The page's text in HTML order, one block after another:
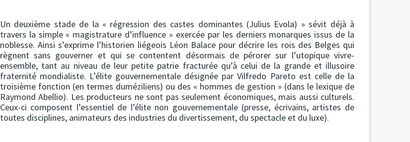
Un deuxième stade de la « régression des castes dominantes (Julius Evola) » sévit déjà à
travers la simple « magistrature d’influence » exercée par les derniers monarques issus de la
noblesse. Ainsi s’exprime l’historien liégeois Léon Balace pour décrire les rois des Belges qui
règnent sans gouverner et qui se contentent désormais de pérorer sur l’utopique vivre-
ensemble, tant au niveau de leur petite patrie fracturée qu’à celui de la grande et illusoire
fraternité mondialiste. L’élite gouvernementale désignée par Vilfredo Pareto est celle de la
troisième fonction (en termes duméziliens) ou des « hommes de gestion » (dans le lexique de
Raymond Abellio). Les producteurs ne sont pas seulement économiques, mais aussi culturels.
Ceux-ci composent l’essentiel de l’élite non gouvernementale (presse, écrivains, artistes de
toutes disciplines, animateurs des industries du divertissement, du spectacle et du luxe).